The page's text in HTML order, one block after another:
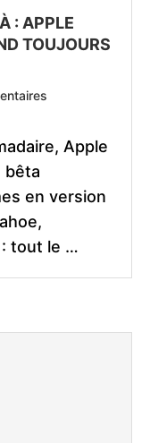
: APPLE
TOUJOURS
Apple
bêta
en version
: tout le …